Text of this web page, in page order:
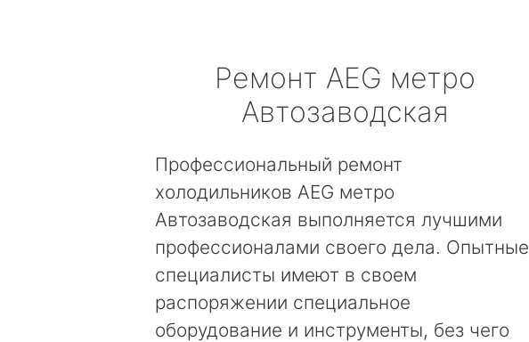
Ремонт AEG метро
Автозаводская
Профессиональный ремонт
холодильников AEG метро
Автозаводская выполняется лучшими
профессионалами своего дела. Опытные
специалисты имеют в своем
распоряжении специальное
оборудование и инструменты, без чего